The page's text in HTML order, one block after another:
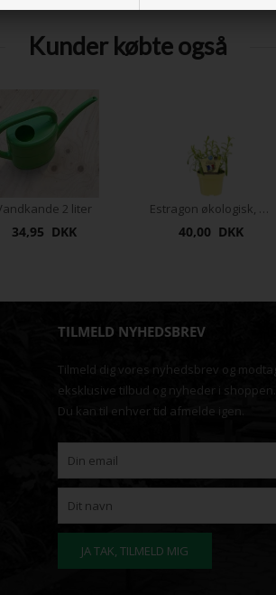
Kunder købte også
2 liter
34,95 DKK 40,00 DKK
TILMELD NYHEDSBREV
Tilmeld dig vores nyhedsbrev og
eksklusive tilbud og nyheder i shoppen.
Du kan til enhver tid afmelde igen.